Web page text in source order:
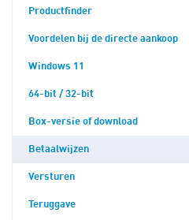
Productfinder
Voordelen bij de directe aankoop
Windows 11
64-bit / 32-bit
Box-versie of download
Betaalwijzen
Versturen
Teruggave